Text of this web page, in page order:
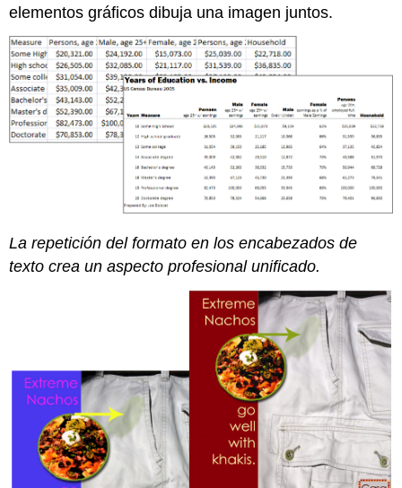
elementos gráficos dibuja una imagen juntos.
La repetición del formato en los encabezados de
texto crea un aspecto profesional unificado.